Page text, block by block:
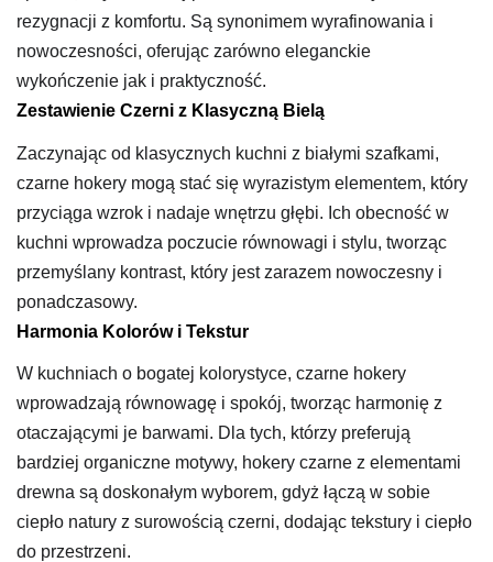
rezygnacji z komfortu. Są synonimem wyrafinowania i
nowoczesności, oferując zarówno eleganckie
wykończenie jak i praktyczność.
Zestawienie Czerni z Klasyczną Bielą
Zaczynając od klasycznych kuchni z białymi szafkami,
czarne hokery mogą stać się wyrazistym elementem, który
przyciąga wzrok i nadaje wnętrzu głębi. Ich obecność w
kuchni wprowadza poczucie równowagi i stylu, tworząc
przemyślany kontrast, który jest zarazem nowoczesny i
ponadczasowy.
Harmonia Kolorów i Tekstur
W kuchniach o bogatej kolorystyce, czarne hokery
wprowadzają równowagę i spokój, tworząc harmonię z
otaczającymi je barwami. Dla tych, którzy preferują
bardziej organiczne motywy, hokery czarne z elementami
drewna są doskonałym wyborem, gdyż łączą w sobie
ciepło natury z surowością czerni, dodając tekstury i ciepło
do przestrzeni.